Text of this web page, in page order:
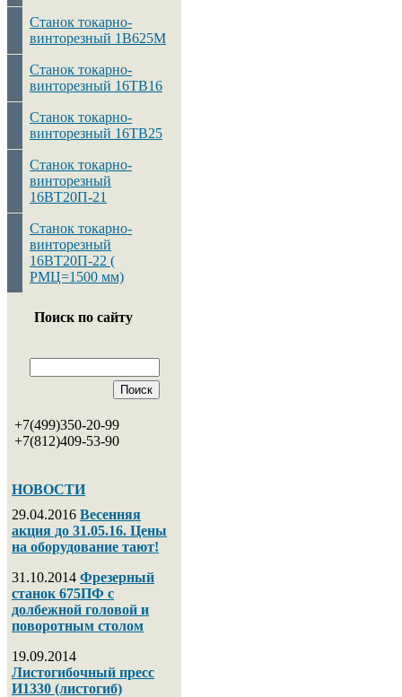
Станок токарно-
винторезный 1В625М
Станок токарно-
винторезный 16ТВ16
Станок токарно-
винторезный 16ТВ25
Станок токарно-
винторезный
16ВТ20П-21
Станок токарно-
винторезный
16ВТ20П-22 (
РМЦ=1500 мм)
Поиск по сайту
+7(499)350-20-99
+7(812)409-53-90
НОВОСТИ
29.04.2016 Весенняя
акция до 31.05.16. Цены
на оборудование тают!
31.10.2014 Фрезерный
станок 675ПФ с
долбежной головой и
поворотным столом
19.09.2014
Листогибочный пресс
И1330 (листогиб)